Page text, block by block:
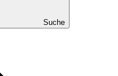
Suche